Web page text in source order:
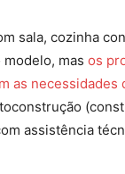
sala, cozinha
mas os
as necessidades
assistência